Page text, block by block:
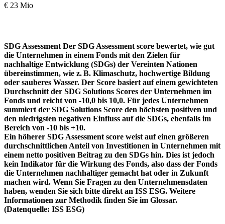
€ 23 Mio
SDG Assessment Der SDG Assessment score bewertet, wie gut
die Unternehmen in einem Fonds mit den Zielen für
nachhaltige Entwicklung (SDGs) der Vereinten Nationen
übereinstimmen, wie z. B. Klimaschutz, hochwertige Bildung
oder sauberes Wasser. Der Score basiert auf einem gewichteten
Durchschnitt der SDG Solutions Scores der Unternehmen im
Fonds und reicht von -10,0 bis 10,0. Für jedes Unternehmen
summiert der SDG Solutions Score den höchsten positiven und
den niedrigsten negativen Einfluss auf die SDGs, ebenfalls im
Bereich von -10 bis +10.
Ein höherer SDG Assessment score weist auf einen größeren
durchschnittlichen Anteil von Investitionen in Unternehmen mit
einem netto positiven Beitrag zu den SDGs hin. Dies ist jedoch
kein Indikator für die Wirkung des Fonds, also dass der Fonds
die Unternehmen nachhaltiger gemacht hat oder in Zukunft
machen wird. Wenn Sie Fragen zu den Unternehmensdaten
haben, wenden Sie sich bitte direkt an ISS ESG. Weitere
Informationen zur Methodik finden Sie im Glossar.
(Datenquelle: ISS ESG)